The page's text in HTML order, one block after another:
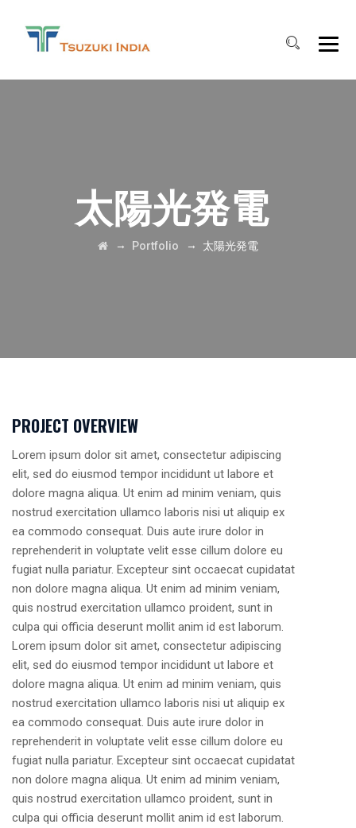
太陽光発電
→ Portfolio → 太陽光発電
PROJECT OVERVIEW
Lorem ipsum dolor sit amet, consectetur adipiscing
elit, sed do eiusmod tempor incididunt ut labore et
dolore magna aliqua. Ut enim ad minim veniam, quis
nostrud exercitation ullamco laboris nisi ut aliquip ex
ea commodo consequat. Duis aute irure dolor in
reprehenderit in voluptate velit esse cillum dolore eu
fugiat nulla pariatur. Excepteur sint occaecat cupidatat
non dolore magna aliqua. Ut enim ad minim veniam,
quis nostrud exercitation ullamco proident, sunt in
culpa qui officia deserunt mollit anim id est laborum.
Lorem ipsum dolor sit amet, consectetur adipiscing
elit, sed do eiusmod tempor incididunt ut labore et
dolore magna aliqua. Ut enim ad minim veniam, quis
nostrud exercitation ullamco laboris nisi ut aliquip ex
ea commodo consequat. Duis aute irure dolor in
reprehenderit in voluptate velit esse cillum dolore eu
fugiat nulla pariatur. Excepteur sint occaecat cupidatat
non dolore magna aliqua. Ut enim ad minim veniam,
quis nostrud exercitation ullamco proident, sunt in
culpa qui officia deserunt mollit anim id est laborum.